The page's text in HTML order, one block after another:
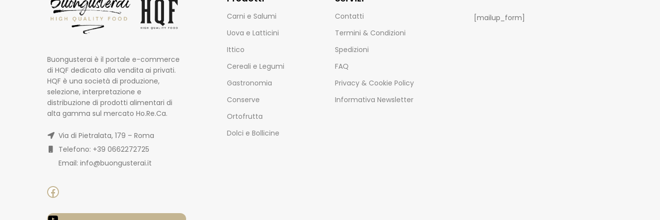
Buongusterai è il portale e-commerce
di HQF dedicato alla vendita ai privati.
HQF è una società di produzione,
selezione, interpretazione e
distribuzione di prodotti alimentari di
alta gamma sul mercato Ho.Re.Ca.
Via di Pietralata, 179 – Roma
Telefono: +39 0662272725
Email: info@buongusterai.it
Carni e Salumi
Uova e Latticini
Ittico
Cereali e Legumi
Gastronomia
Conserve
Ortofrutta
Dolci e Bollicine
Contatti
Termini & Condizioni
Spedizioni
FAQ
Privacy & Cookie Policy
Informativa Newsletter
[mailup_form]